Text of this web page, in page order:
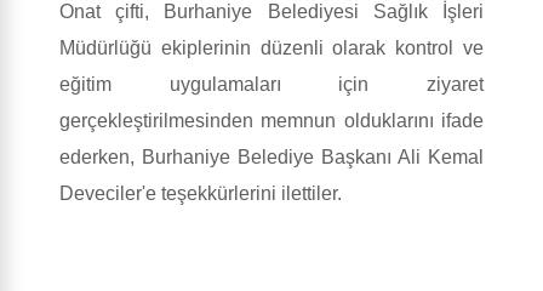
Onat çifti, Burhaniye Belediyesi Sağlık İşleri
Müdürlüğü ekiplerinin düzenli olarak kontrol ve
eğitim uygulamaları için ziyaret
gerçekleştirilmesinden memnun olduklarını ifade
ederken, Burhaniye Belediye Başkanı Ali Kemal
Deveciler'e teşekkürlerini ilettiler.